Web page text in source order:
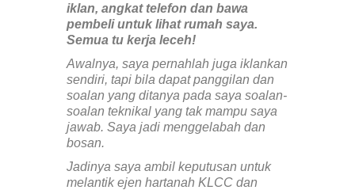
iklan, angkat telefon dan bawa
pembeli untuk lihat rumah saya.
Semua tu kerja leceh!
Awalnya, saya pernahlah juga iklankan
sendiri, tapi bila dapat panggilan dan
soalan yang ditanya pada saya soalan-
soalan teknikal yang tak mampu saya
jawab. Saya jadi menggelabah dan
bosan.
Jadinya saya ambil keputusan untuk
melantik ejen hartanah KLCC dan